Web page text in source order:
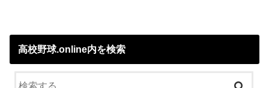
高校野球.online内を検索